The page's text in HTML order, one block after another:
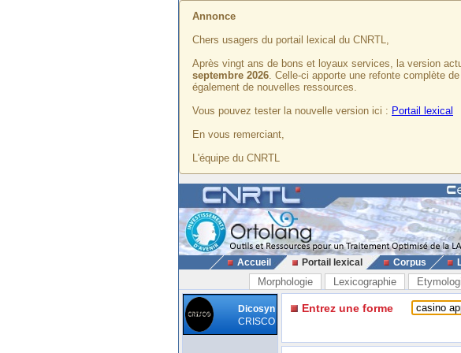
Annonce
Chers usagers du portail lexical du CNRTL,
Après vingt ans de bons et loyaux services, la version
septembre 2026. Celle-ci apporte une refonte complète
également de nouvelles ressources.
Vous pouvez tester la nouvelle version ici : Portail lexical
En vous remerciant,
L'équipe du CNRTL
Accueil Portail lexical Corpus
Morphologie Lexicographie
Dicosyn
CRISCO
Entrez une forme